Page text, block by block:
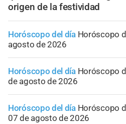
origen de la festividad
Horóscopo del día Horóscopo
agosto de 2026
Horóscopo del día Horóscopo
de agosto de 2026
Horóscopo del día Horóscopo
07 de agosto de 2026